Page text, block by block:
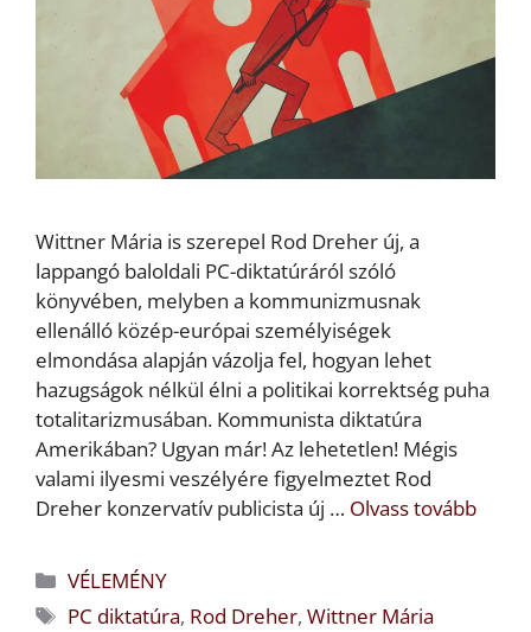
Wittner Mária is szerepel Rod Dreher új, a
lappangó baloldali PC-diktatúráról szóló
könyvében, melyben a kommunizmusnak
ellenálló közép-európai személyiségek
elmondása alapján vázolja fel, hogyan lehet
hazugságok nélkül élni a politikai korrektség puha
totalitarizmusában. Kommunista diktatúra
Amerikában? Ugyan már! Az lehetetlen! Mégis
valami ilyesmi veszélyére figyelmeztet Rod
Dreher konzervatív publicista új … Olvass tovább
Kategória
VÉLEMÉNY
Címkék
PC diktatúra, Rod Dreher,Wittner Mária